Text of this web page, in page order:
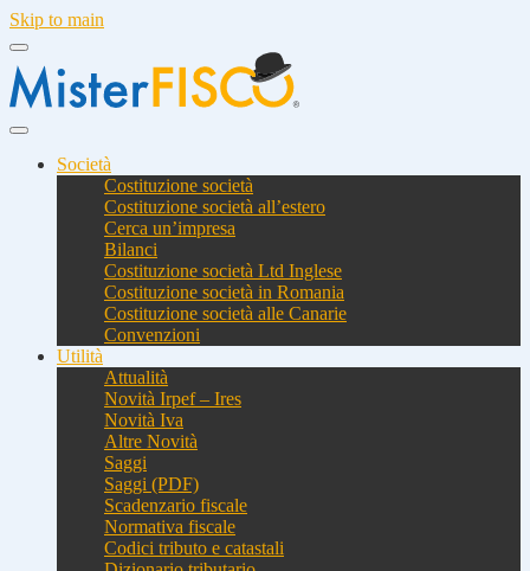
Skip to main
Società
Costituzione società
Costituzione società all’estero
Cerca un’impresa
Bilanci
Costituzione società Ltd Inglese
Costituzione società in Romania
Costituzione società alle Canarie
Convenzioni
Utilità
Attualità
Novità Irpef – Ires
Novità Iva
Altre Novità
Saggi
Saggi (PDF)
Scadenzario fiscale
Normativa fiscale
Codici tributo e catastali